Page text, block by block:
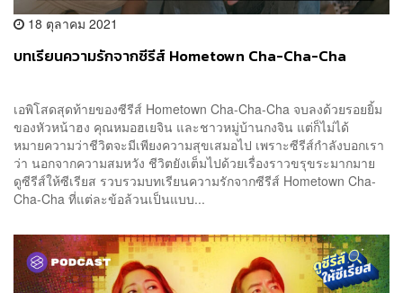
18 ตุลาคม 2021
บทเรียนความรักจากซีรีส์ Hometown Cha-Cha-Cha
เอพิโสดสุดท้ายของซีรีส์ Hometown Cha-Cha-Cha จบลงด้วยรอยยิ้ม
ของหัวหน้าฮง คุณหมอฮเยจิน และชาวหมู่บ้านกงจิน แต่ก็ไม่ได้
หมายความว่าชีวิตจะมีเพียงความสุขเสมอไป เพราะซีรีส์กำลังบอกเรา
ว่า นอกจากความสมหวัง ชีวิตยังเต็มไปด้วยเรื่องราวขรุขระมากมาย
ดูซีรีส์ให้ซีเรียส รวบรวมบทเรียนความรักจากซีรีส์ Hometown Cha-
Cha-Cha ที่แต่ละข้อล้วนเป็นแบบ...